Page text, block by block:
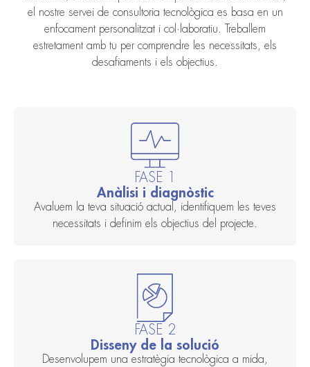
el nostre servei de consultoria tecnològica es basa en un
enfocament personalitzat i col·laboratiu. Treballem
estretament amb tu per comprendre les necessitats, els
desafiaments i els objectius.
FASE 1
Anàlisi i diagnòstic
Avaluem la teva situació actual, identifiquem les teves
necessitats i definim els objectius del projecte.
FASE 2
Disseny de la solució
Desenvolupem una estratègia tecnològica a mida,